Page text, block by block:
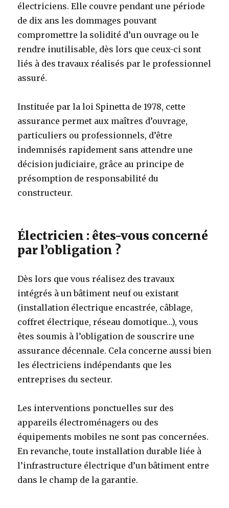
électriciens. Elle couvre pendant une période
de dix ans les dommages pouvant
compromettre la solidité d’un ouvrage ou le
rendre inutilisable, dès lors que ceux-ci sont
liés à des travaux réalisés par le professionnel
assuré.
Instituée par la loi Spinetta de 1978, cette
assurance permet aux maîtres d’ouvrage,
particuliers ou professionnels, d’être
indemnisés rapidement sans attendre une
décision judiciaire, grâce au principe de
présomption de responsabilité du
constructeur.
Électricien : êtes-vous concerné
par l’obligation ?
Dès lors que vous réalisez des travaux
intégrés à un bâtiment neuf ou existant
(installation électrique encastrée, câblage,
coffret électrique, réseau domotique…), vous
êtes soumis à l’obligation de souscrire une
assurance décennale. Cela concerne aussi bien
les électriciens indépendants que les
entreprises du secteur.
Les interventions ponctuelles sur des
appareils électroménagers ou des
équipements mobiles ne sont pas concernées.
En revanche, toute installation durable liée à
l’infrastructure électrique d’un bâtiment entre
dans le champ de la garantie.